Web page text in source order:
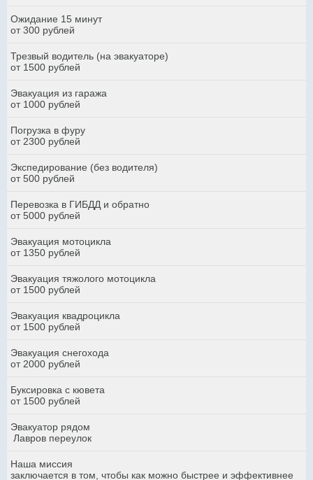
Ожидание 15 минут
от 300 рублей
Трезвый водитель (на эвакуаторе)
от 1500 рублей
Эвакуация из гаража
от 1000 рублей
Погрузка в фуру
от 2300 рублей
Экспедирование (без водителя)
от 500 рублей
Перевозка в ГИБДД и обратно
от 5000 рублей
Эвакуация мотоцикла
от 1350 рублей
Эвакуация тяжолого мотоцикла
от 1500 рублей
Эвакуация квадроцикла
от 1500 рублей
Эвакуация снегохода
от 2000 рублей
Буксировка с кювета
от 1500 рублей
Эвакуатор рядом
Лавров переулок
Наша миссия
заключается в том, чтобы как можно быстрее и эффективнее